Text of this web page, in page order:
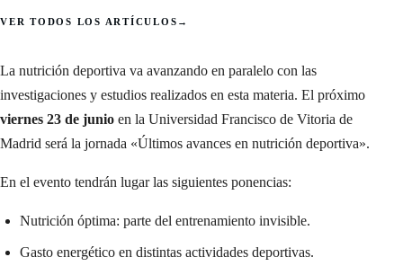
VER TODOS LOS ARTÍCULOS →
La nutrición deportiva va avanzando en paralelo con las
investigaciones y estudios realizados en esta materia. El próximo
viernes 23 de junio en la Universidad Francisco de Vitoria de
Madrid será la jornada «Últimos avances en nutrición deportiva».
En el evento tendrán lugar las siguientes ponencias:
Nutrición óptima: parte del entrenamiento invisible.
Gasto energético en distintas actividades deportivas.